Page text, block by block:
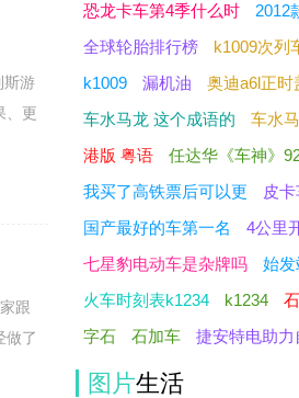
斯游
、更
跟
做了
恐龙卡车第4季什么时
2012
全球轮胎排行榜
k1009次列
k1009
漏机油
奥迪a6l正时
车水马龙 这个成语的
车水
港版 粤语
任达华《车神》
我买了高铁票后可以更
皮
国产最好的车第一名
4公里
七星豹电动车是杂牌吗
始
火车时刻表k1234
k1234
字石
石加车 捷安特电助力
图片生活